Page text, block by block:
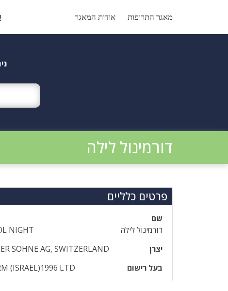
מאגר התרופות אודות המאגר
דורמינול לילה
פרטים כלליים
שם
דורמינול לילה
NIGHT
יצרן
SOHNE AG, SWITZERLAND
בעל רישום
(ISRAEL)1996 LTD